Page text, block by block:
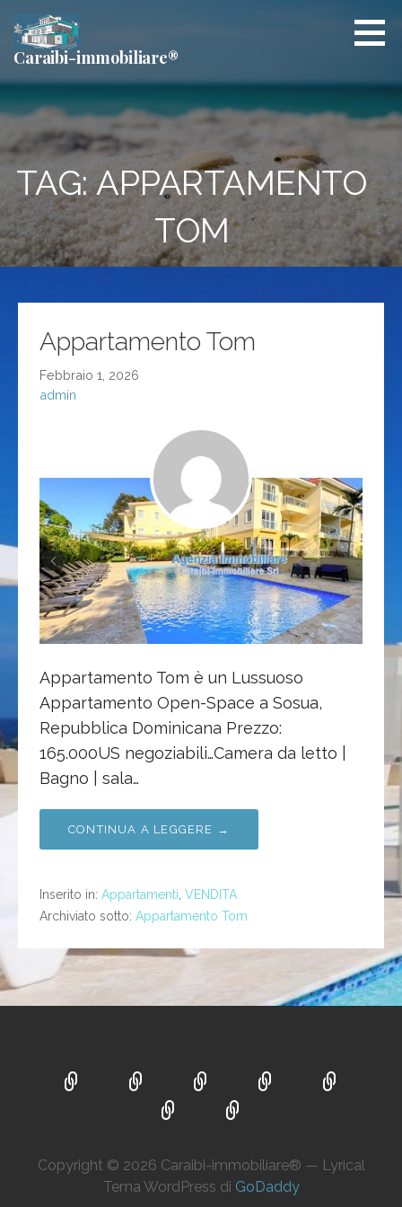
contenuto
Caraibi-immobiliare®
TAG: APPARTAMENTO
TOM
Appartamento Tom
Febbraio 1, 2026
admin
Appartamento Tom è un Lussuoso
Appartamento Open-Space a Sosua,
Repubblica Dominicana Prezzo:
165.000US negoziabili…Camera da letto |
Bagno | sala…
CONTINUA A LEGGERE →
Inserito in: Appartamenti VENDITA
Archiviato sotto: Appartamento Tom
Copyright © 2026 Caraibi-immobiliare® — Lyrical
Tema WordPress di GoDaddy